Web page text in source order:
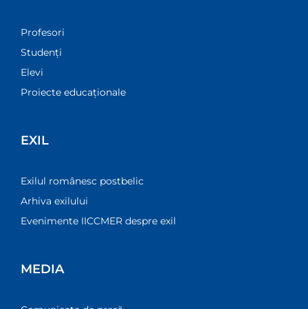
Profesori
Studenți
Elevi
Proiecte educaționale
EXIL
Exilul românesc postbelic
Arhiva exilului
Evenimente IICCMER despre exil
MEDIA